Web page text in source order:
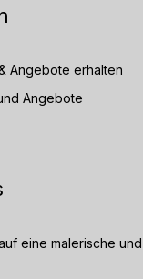
Angebote erhalten
Angebote
eine malerische